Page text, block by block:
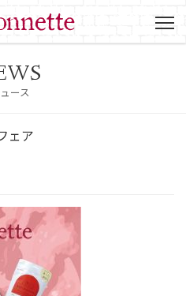
ース
ェア